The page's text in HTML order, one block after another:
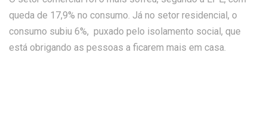
queda de 17,9% no consumo. Já no setor residencial, o
consumo subiu 6%, puxado pelo isolamento social, que
está obrigando as pessoas a ficarem mais em casa.